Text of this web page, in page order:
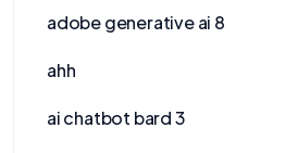
adobe generative ai 8
ahh
ai chatbot bard 3